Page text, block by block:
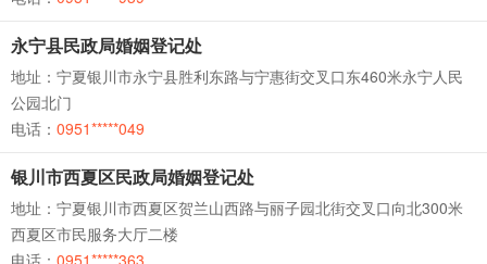
永宁县民政局婚姻登记处
地址：宁夏银川市永宁县胜利东路与宁惠街交叉口东460米永宁人民
公园北门
电话： 0951*****049
银川市西夏区民政局婚姻登记处
地址：宁夏银川市西夏区贺兰山西路与丽子园北街交叉口向北300米
西夏区市民服务大厅二楼
电话： 0951*****363